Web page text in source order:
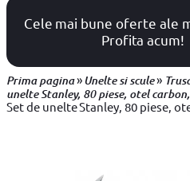
Cele mai bune oferte ale
Profita acum!
Prima pagina»Unelte si scule»
unelte Stanley, 80 piese, otel
Set de unelte Stanley, 80 piese,